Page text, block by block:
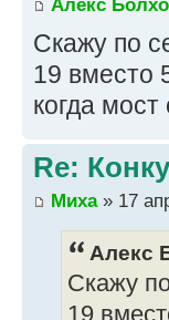
Алекс
Скажу по
19 вместо
когда мост
Re:
Миха» 17
Алекс
Скажу
19